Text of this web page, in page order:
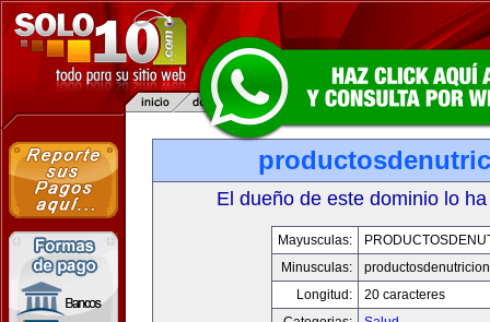
El dueño de este dominio lo
Mayusculas:
Minusculas:
Longitud:
20 caracteres